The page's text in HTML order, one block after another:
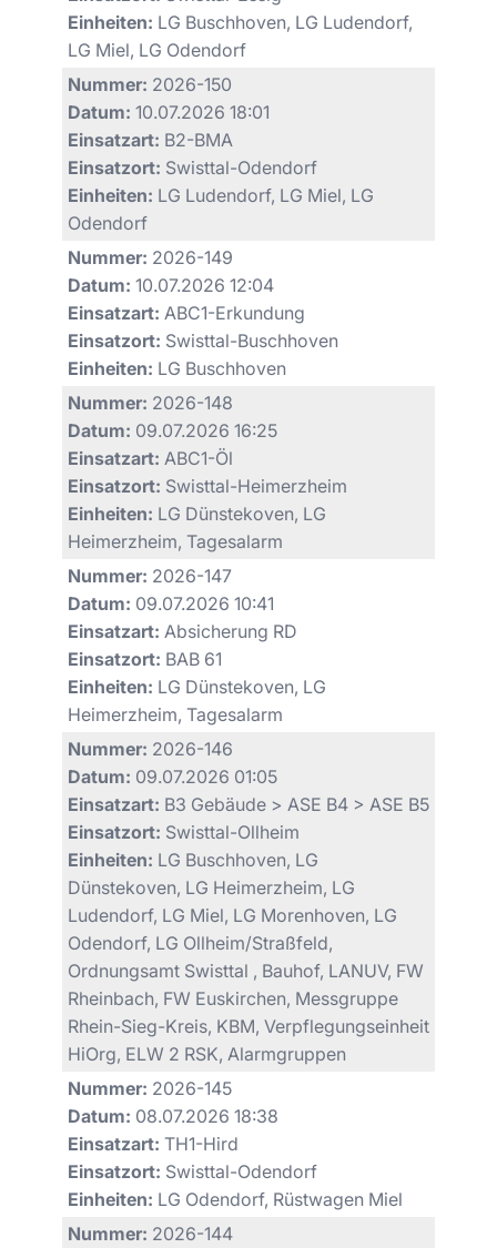
Einheiten: LG Buschhoven, LG Ludendorf,
LG Miel, LG Odendorf
Nummer: 2026-150
Datum: 10.07.2026 18:01
Einsatzart: B2-BMA
Einsatzort: Swisttal-Odendorf
Einheiten: LG Ludendorf, LG Miel, LG
Odendorf
Nummer: 2026-149
Datum: 10.07.2026 12:04
Einsatzart: ABC1-Erkundung
Einsatzort: Swisttal-Buschhoven
Einheiten: LG Buschhoven
Nummer: 2026-148
Datum: 09.07.2026 16:25
Einsatzart: ABC1-Öl
Einsatzort: Swisttal-Heimerzheim
Einheiten: LG Dünstekoven, LG
Heimerzheim, Tagesalarm
Nummer: 2026-147
Datum: 09.07.2026 10:41
Einsatzart: Absicherung RD
Einsatzort: BAB 61
Einheiten: LG Dünstekoven, LG
Heimerzheim, Tagesalarm
Nummer: 2026-146
Datum: 09.07.2026 01:05
Einsatzart: B3 Gebäude > ASE B4 > ASE B5
Einsatzort: Swisttal-Ollheim
Einheiten: LG Buschhoven, LG
Dünstekoven, LG Heimerzheim, LG
Ludendorf, LG Miel, LG Morenhoven, LG
Odendorf, LG Ollheim/Straßfeld,
Ordnungsamt Swisttal , Bauhof, LANUV, FW
Rheinbach, FW Euskirchen, Messgruppe
Rhein-Sieg-Kreis, KBM, Verpflegungseinheit
HiOrg, ELW 2 RSK, Alarmgruppen
Nummer: 2026-145
Datum: 08.07.2026 18:38
Einsatzart: TH1-Hird
Einsatzort: Swisttal-Odendorf
Einheiten: LG Odendorf, Rüstwagen Miel
Nummer: 2026-144